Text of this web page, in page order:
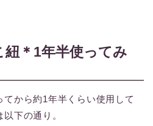
＊1年半使ってみ
から約1年半くらい使用して
下の通り。